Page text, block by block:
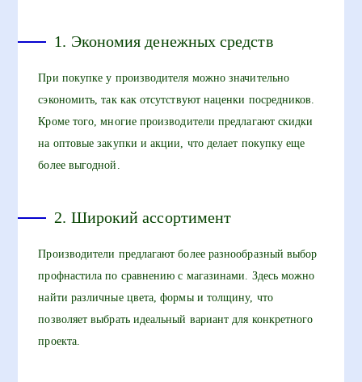
1. Экономия денежных средств
При покупке у производителя можно значительно
сэкономить, так как отсутствуют наценки посредников.
Кроме того, многие производители предлагают скидки
на оптовые закупки и акции, что делает покупку еще
более выгодной.
2. Широкий ассортимент
Производители предлагают более разнообразный выбор
профнастила по сравнению с магазинами. Здесь можно
найти различные цвета, формы и толщину, что
позволяет выбрать идеальный вариант для конкретного
проекта.